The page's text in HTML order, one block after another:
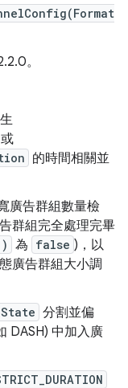
。
或
的時間相關並
廣告群組數量檢
群組完全處理完畢
為 false )，以
廣告群組大小調
分割並偏
DASH) 中加入廣